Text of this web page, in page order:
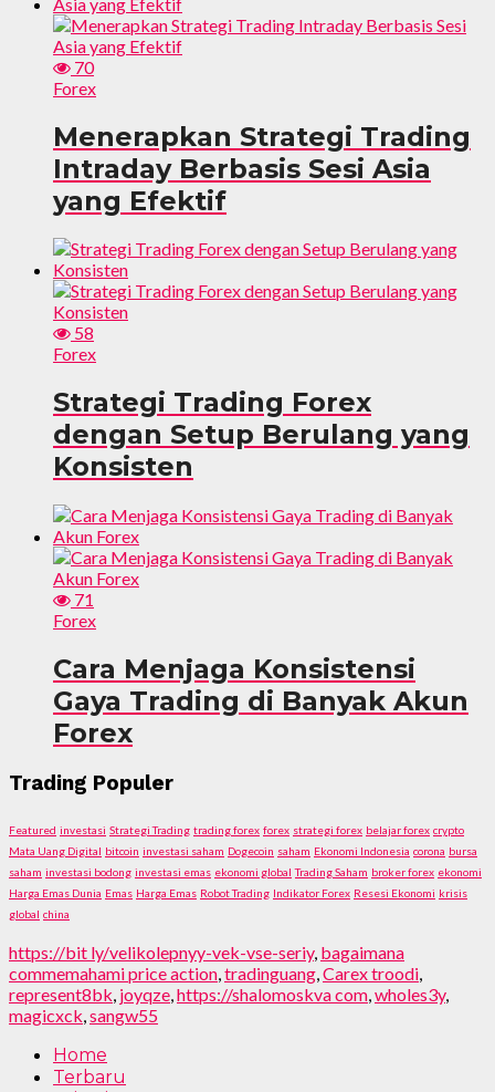
70
Forex
Menerapkan Strategi Trading
Intraday Berbasis Sesi Asia
yang Efektif
58
Forex
Strategi Trading Forex
dengan Setup Berulang yang
Konsisten
71
Forex
Cara Menjaga Konsistensi
Gaya Trading di Banyak Akun
Forex
Trading Populer
Featured investasi Strategi Trading trading forex forex strategi forex belajar forex crypto
Mata Uang Digital bitcoin investasi saham Dogecoin saham Ekonomi Indonesia corona bursa
saham investasi bodong investasi emas ekonomi global Trading Saham broker forex ekonomi
Harga Emas Dunia Emas Harga Emas Robot Trading Indikator Forex Resesi Ekonomi krisis
global china
https://bit ly/velikolepnyy-vek-vse-seriy, bagaimana
commemahami price action,tradinguang,Carex troodi,
represent8bk, joyqze,https://shalomoskva com,wholes3y,
magicxck,sangw55
Home
Terbaru